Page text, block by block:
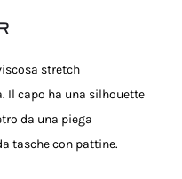
stretch
Il capo ha una silhouette
da una piega
tasche con pattine.